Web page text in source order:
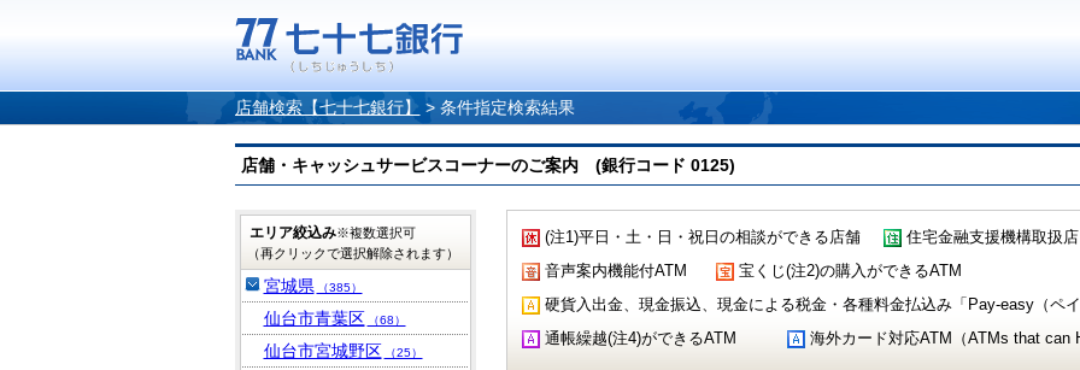
店舗検索【七十七銀行】 > 条件指定検索結果
店舗・キャッシュサービスコーナーのご案内 (銀行コード 0125)
(注1)平日・土・日・祝日の相談ができる店舗 住宅金融支援機構取扱店
音声案内機能付ATM
宝くじ(注2)の購入ができるATM
硬貨入出金、現金振込、現金による税金・各種料金払込み「Pay-easy（ペ
通帳繰越(注4)ができるATM
海外カード対応ATM（ATMs that can
エリア絞込み※複数選択可
（再クリックで選択解除されます）
宮城県 （385）
仙台市青葉区 （68）
仙台市宮城野区 （25）